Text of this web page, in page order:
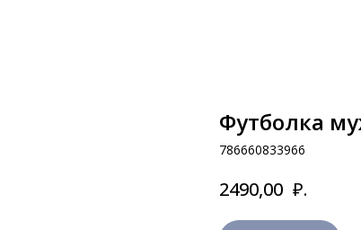
Футболка
786660833966
2490,00 ₽.